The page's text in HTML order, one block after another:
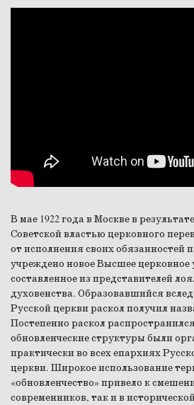
В мае 1922 года в Москве в
Советской властью церковного
от исполнения своих обязанностей
учреждено новое Высшее
составленное из представителей
духовенства. Образовавшийся
Русской церкви раскол получил
Постепенно раскол
обновленческие структуры были
практически во всех епархиях
церкви. Широкое использование
«обновленчество» привело к
современников, так и в